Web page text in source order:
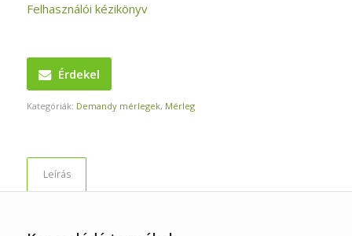
Felhasználói kézikönyv
Érdekel
Kategóriák: Demandy mérlegek, Mérleg
Leírás